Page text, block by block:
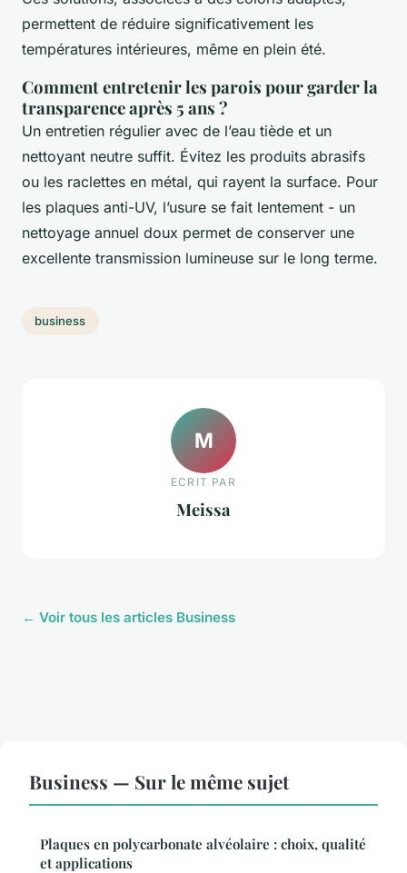
permettent de réduire significativement les
températures intérieures, même en plein été.
Comment entretenir les parois pour garder la
transparence après 5 ans ?
Un entretien régulier avec de l’eau tiède et un
nettoyant neutre suffit. Évitez les produits abrasifs
ou les raclettes en métal, qui rayent la surface. Pour
les plaques anti-UV, l’usure se fait lentement - un
nettoyage annuel doux permet de conserver une
excellente transmission lumineuse sur le long terme.
business
M
ECRIT PAR
Meissa
← Voir tous les articles Business
Business — Sur le même sujet
Plaques en polycarbonate alvéolaire : choix, qualité
et applications